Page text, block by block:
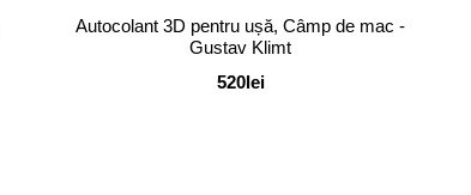
Autocolant 3D pentru ușă, Câmp de mac -
Gustav Klimt
520lei